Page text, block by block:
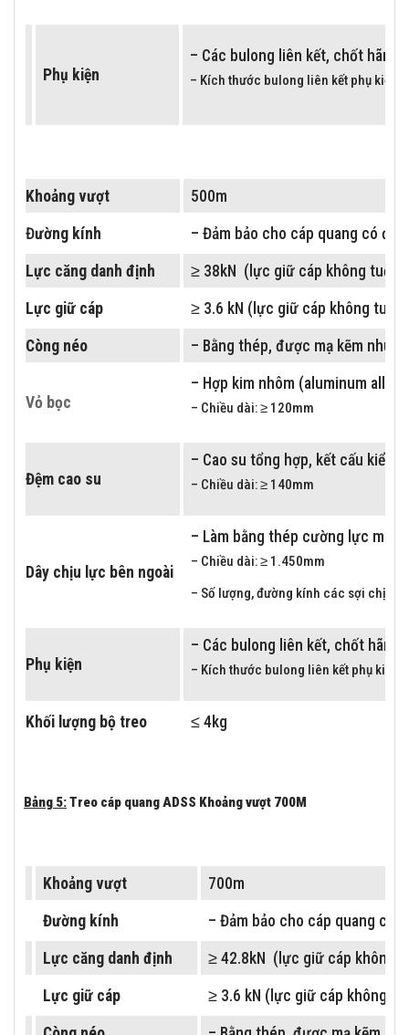
Phụ kiện
– Các bulong liên kết, chốt hãm
– Kích thước bulong liên kết phụ kiện:
Bảng 4:Treo cáp quang ADSS Khoảng vượt 500M
Khoảng vượt 500m
Đường kính – Đảm bảo cho cáp quang có
Lực căng danh định ≥ 38kN (lực giữ cáp không tuột,
Lực giữ cáp ≥ 3.6 kN (lực giữ cáp không
Còng néo – Bằng thép, được mạ kẽm
Vỏ bọc
– Hợp kim nhôm (aluminum alloy).
– Chiều dài: ≥ 120mm
Đệm cao su
– Cao su tổng hợp, kết cấu kiểu
– Chiều dài: ≥ 140mm
Dây chịu lực bên ngoài
– Làm bằng thép cường lực mạ
– Chiều dài: ≥ 1.450mm
– Số lượng, đường kính các sợi chịu
Phụ kiện
– Các bulong liên kết, chốt hãm
– Kích thước bulong liên kết phụ kiện:
Khối lượng bộ treo ≤ 4kg
Bảng 5:Treo cáp quang ADSS Khoảng vượt 700M
Khoảng vượt 700m
Đường kính – Đảm bảo cho cáp quang có
Lực căng danh định ≥ 42.8kN (lực giữ cáp không
Lực giữ cáp ≥ 3.6 kN (lực giữ cáp không